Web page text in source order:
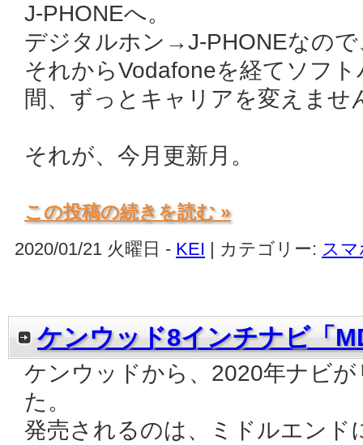
J-PHONEへ。
デジタルホン→J-PHONEなの
それからVodafoneを経てソフ
間、ずっとキャリアを変えませ
それが、今月更新月。
この投稿の続きを読む »
2020/01/21 火曜日 - KEI | カテゴリー: ス
ケンウッド8インチナビ「
ケンウッドから、2020年ナビ
た。
発売されるのは、ミドルエンド